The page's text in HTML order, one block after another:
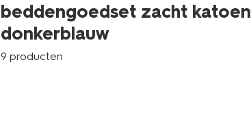
beddengoedset zacht katoen
donkerblauw
9 producten